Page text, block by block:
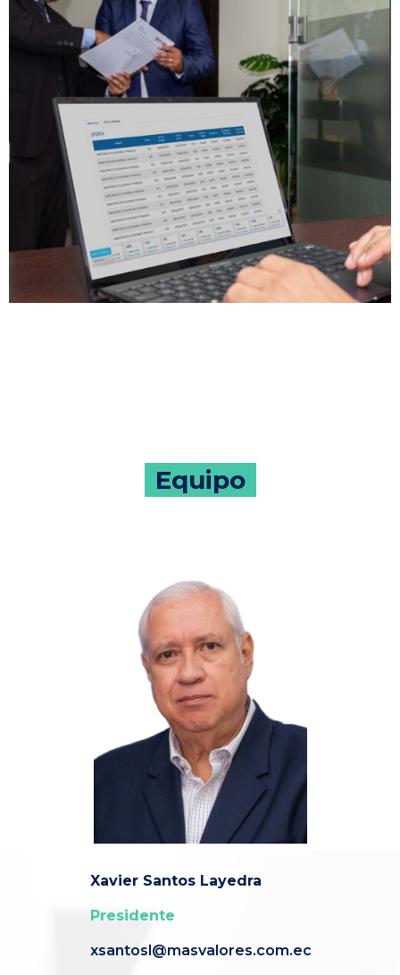
Equipo
Xavier Santos Layedra
Presidente
xsantosl@masvalores.com.ec